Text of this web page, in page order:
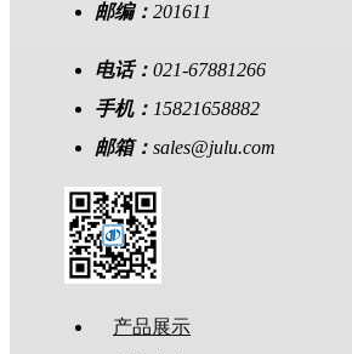
邮编： 201611
电话： 021-67881266
手机： 15821658882
邮箱： sales@julu.com
产品展示